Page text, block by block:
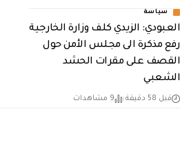
سياسة
العبودي: الزيدي كلف وزارة الخارجية
رفع مذكرة الى مجلس الأمن حول
القصف على مقرات الحشد
الشعبي
قبل 58 دقيقة 9 مشاهدات